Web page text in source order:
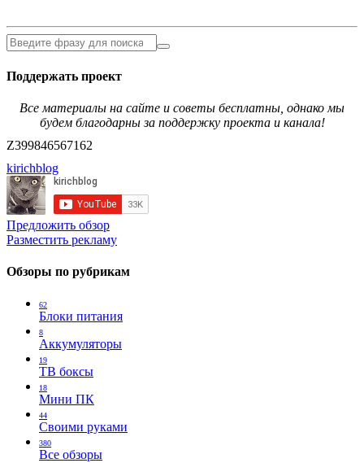
Поддержать проект
Все материалы на сайте и советы бесплатны, однако мы
будем благодарны за поддержку проекта и канала!
Z399846567162
kirichblog
Предложить обзор
Разместить рекламу
Обзоры по рубрикам
62
Блоки питания
8
Аккумуляторы
19
ТВ боксы
18
Мини ПК
44
Своими руками
380
Все обзоры